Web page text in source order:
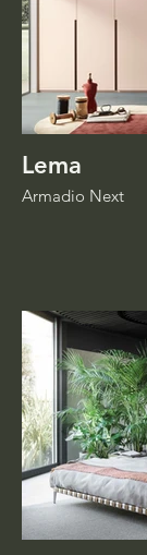
Lema
Armadio Next